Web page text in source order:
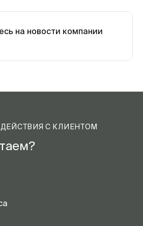
на новости компании
С КЛИЕНТОМ